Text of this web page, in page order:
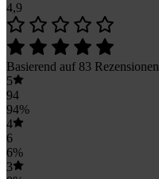
4,9
Basierend auf 83 Rezensionen
5
94
94%
4
6
6%
3